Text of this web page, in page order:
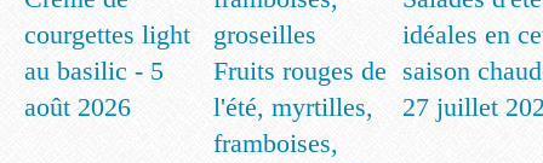
courgettes light
au basilic - 5
août 2026
Fruits rouges de
l'été, myrtilles,
framboises,
idéales en
saison
27 juillet